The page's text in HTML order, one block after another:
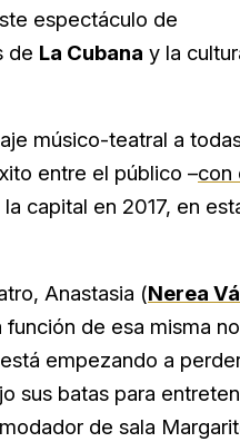
espectáculo de
de La Cubana y la
músico-teatral a
entre el público –con
capital en 2017, en
Anastasia (Nerea
de esa misma
empezando a
sus batas para
de sala